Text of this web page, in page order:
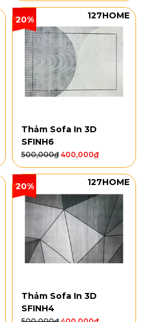
20% 127HOME
Thảm Sofa In 3D
SFINH6
500,000₫ 400,000₫
20% 127HOME
Thảm Sofa In 3D
SFINH4